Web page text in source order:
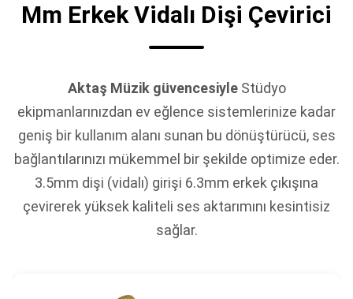
Mm Erkek Vidalı Dişi Çevirici
Aktaş Müzik güvencesiyleStüdyo
ekipmanlarınızdan ev eğlence sistemlerinize kadar
geniş bir kullanım alanı sunan bu dönüştürücü, ses
bağlantılarınızı mükemmel bir şekilde optimize eder.
3.5mm dişi (vidalı) girişi 6.3mm erkek çıkışına
çevirerek yüksek kaliteli ses aktarımını kesintisiz
sağlar.